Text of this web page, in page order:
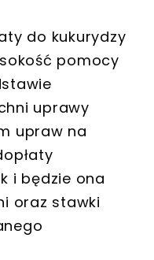
do kukurydzy
pomocy
uprawy
upraw na
i będzie ona
oraz stawki